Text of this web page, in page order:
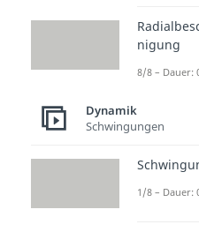
Dauer: 05:09
Dauer: 03:59
Fossile
Dauer: 04:44
nigung
8/8 – Dauer:
Dynamik
Schwingungen
1/8 – Dauer: